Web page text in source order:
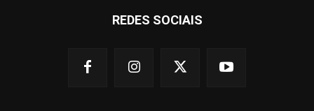
REDES SOCIAIS